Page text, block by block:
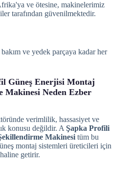
ve ötesine, makinelerimiz
tarafından güvenilmektedir.
ve yedek parçaya kadar her
Güneş Enerjisi Montaj
Makinesi Neden Ezber
verimlilik, hassasiyet ve
konusu değildir. A Şapka Profili
Makinesitüm bu
montaj sistemleri üreticileri için
getirir.